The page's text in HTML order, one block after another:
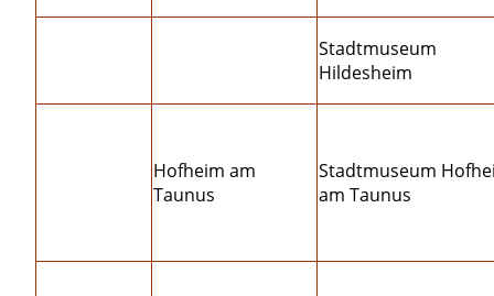
Stadtmuseum
Hildesheim
Hofheim am
Taunus
Stadtmuseum
am Taunus